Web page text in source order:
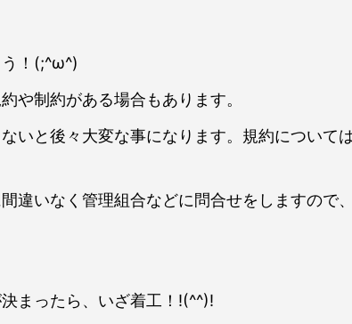
う！(;^ω^)
や制約がある場合もあります。
いと後々大変な事になります。規約について
違いなく管理組合などに問合せをしますので
まったら、いざ着工！!(^^)!